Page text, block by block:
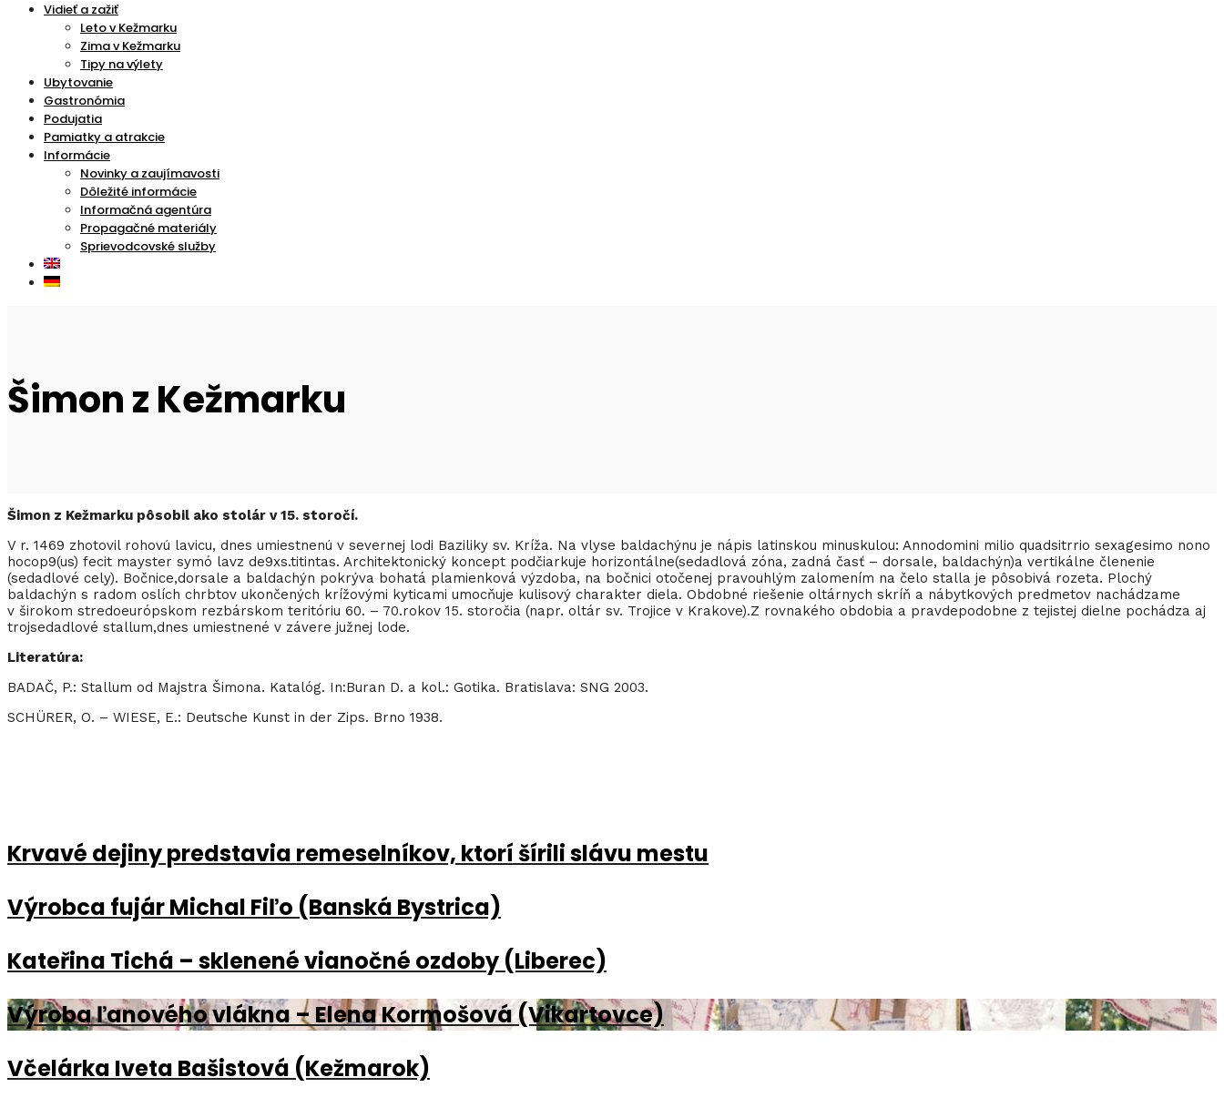
Vidieť a zažiť
Leto v Kežmarku
Zima v Kežmarku
Tipy na výlety
Ubytovanie
Gastronómia
Podujatia
Pamiatky a atrakcie
Informácie
Novinky a zaujímavosti
Dôležité informácie
Informačná agentúra
Propagačné materiály
Sprievodcovské služby
Šimon z Kežmarku
Šimon z Kežmarku pôsobil ako stolár v 15. storočí.
V r. 1469 zhotovil rohovú lavicu, dnes umiestnenú v severnej lodi Baziliky sv. Kríža. Na vlyse baldachýnu je nápis latinskou minuskulou: Annodomini milio quadsitrrio sexagesimo nono
hocop9(us) fecit mayster symó lavz de9xs.titintas. Architektonický koncept podčiarkuje horizontálne(sedadlová zóna, zadná časť – dorsale, baldachýn)a vertikálne členenie
(sedadlové cely). Bočnice,dorsale a baldachýn pokrýva bohatá plamienková výzdoba, na bočnici otočenej pravouhlým zalomením na čelo stalla je pôsobivá rozeta. Plochý
baldachýn s radom oslích chrbtov ukončených krížovými kyticami umocňuje kulisový charakter diela. Obdobné riešenie oltárnych skríň a nábytkových predmetov nachádzame
v širokom stredoeurópskom rezbárskom teritóriu 60. – 70.rokov 15. storočia (napr. oltár sv. Trojice v Krakove).Z rovnakého obdobia a pravdepodobne z tejistej dielne pochádza aj
trojsedadlové stallum,dnes umiestnené v závere južnej lode.
Literatúra:
BADAČ, P.: Stallum od Majstra Šimona. Katalóg. In:Buran D. a kol.: Gotika. Bratislava: SNG 2003.
SCHÜRER, O. – WIESE, E.: Deutsche Kunst in der Zips. Brno 1938.
Krvavé dejiny predstavia remeselníkov, ktorí šírili slávu mestu
Výrobca fujár Michal Fiľo (Banská Bystrica)
Kateřina Tichá – sklenené vianočné ozdoby (Liberec)
Výroba ľanového vlákna – Elena Kormošová (Vikartovce)
Včelárka Iveta Bašistová (Kežmarok)